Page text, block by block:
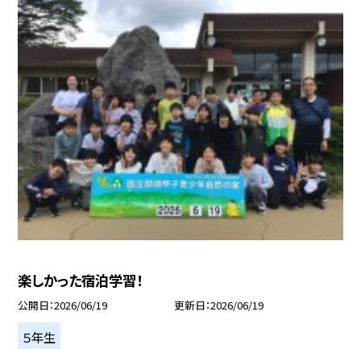
楽しかった宿泊学習！
公開日 2026/06/19 更新日 2026/06/19
５年生